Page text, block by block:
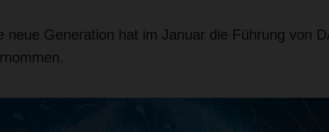
neue Generation hat im Januar die Führung von